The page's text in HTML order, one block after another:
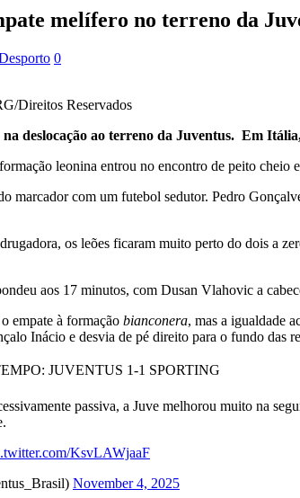
melífero no terreno da
0
Direitos Reservados
deslocação ao terreno da Juventus. Em
leonina entrou no encontro de peito
marcador com um futebol sedutor. Pedro
os leões ficaram muito perto do dois a
aos 17 minutos, com Dusan Vlahovic a
empate à formação bianconera, mas a igualdade
Inácio e desvia de pé direito para o fundo das
JUVENTUS 1-1 SPORTING
passiva, a Juve melhorou muito na
KsvLAWjaaF
November 4, 2025